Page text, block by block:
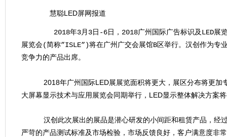
慧聪LED屏网报道
2018年3月3日-6日，2018广州国际广告标识及LED展览
展览会(简称”ISLE”)将在广州广交会展馆B区举行。汉创作为专
竞争力的产品出席。
2018年广州国际LED展展览面积将更大，展区分布将更加
大屏幕显示技术与应用展览会同期举行，LED显示整体解决方案
汉创此次展出的展品是潜心研发的小间距和租赁产品，经
严苛的产品测试标准及市场检验，市场反馈良好，客户满意度非